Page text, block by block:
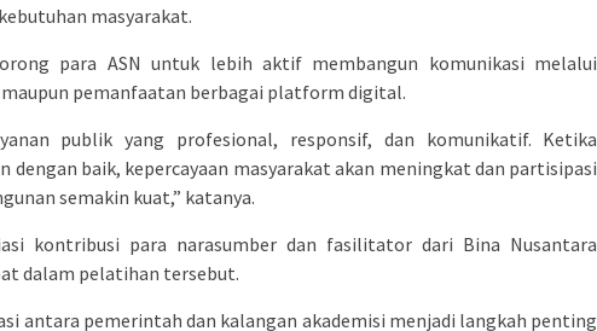
masyarakat.
para ASN untuk lebih aktif membangun komunikasi melalui
pemanfaatan berbagai platform digital.
publik yang profesional, responsif, dan komunikatif. Ketika
dengan baik, kepercayaan masyarakat akan meningkat dan partisipasi
semakin kuat,” katanya.
kontribusi para narasumber dan fasilitator dari Bina Nusantara
dalam pelatihan tersebut.
antara pemerintah dan kalangan akademisi menjadi langkah penting